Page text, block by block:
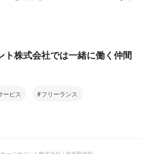
ト株式会社では一緒に働く仲間
ービス フリーランス